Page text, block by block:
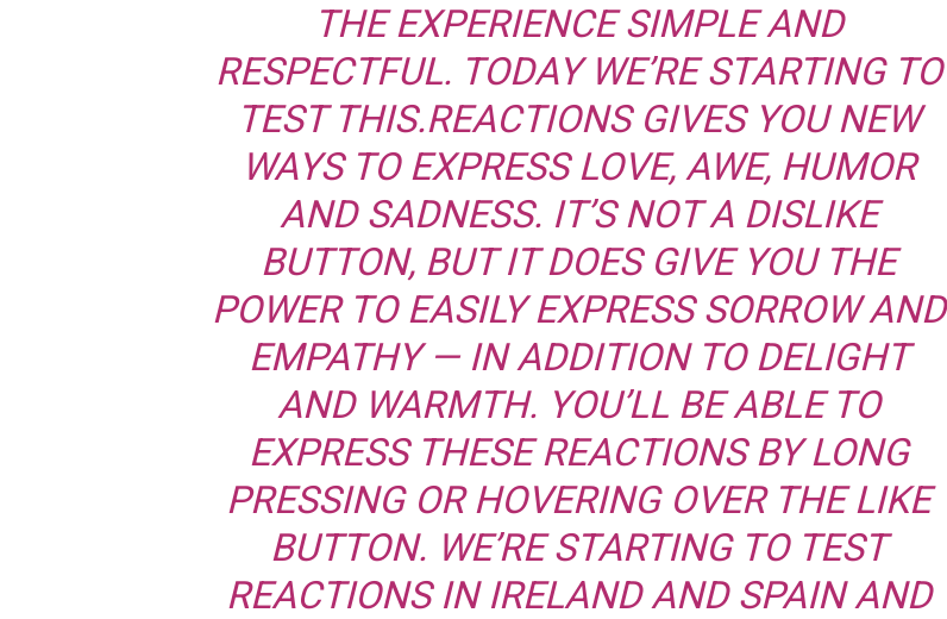
THE EXPERIENCE SIMPLE AND
RESPECTFUL. TODAY WE’RE STARTING TO
TEST THIS.REACTIONS GIVES YOU NEW
WAYS TO EXPRESS LOVE, AWE, HUMOR
AND SADNESS. IT’S NOT A DISLIKE
BUTTON, BUT IT DOES GIVE YOU THE
POWER TO EASILY EXPRESS SORROW AND
EMPATHY — IN ADDITION TO DELIGHT
AND WARMTH. YOU’LL BE ABLE TO
EXPRESS THESE REACTIONS BY LONG
PRESSING OR HOVERING OVER THE LIKE
BUTTON. WE’RE STARTING TO TEST
REACTIONS IN IRELAND AND SPAIN AND